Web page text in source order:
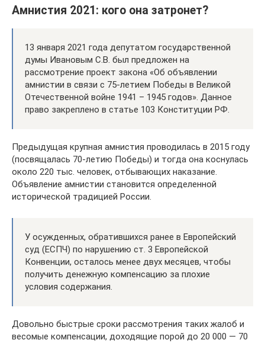
Амнистия 2021: кого она затронет?
13 января 2021 года депутатом государственной
думы Ивановым С.В. был предложен на
рассмотрение проект закона «Об объявлении
амнистии в связи с 75-летием Победы в Великой
Отечественной войне 1941 – 1945 годов». Данное
право закреплено в статье 103 Конституции РФ.
Предыдущая крупная амнистия проводилась в 2015 году
(посвящалась 70-летию Победы) и тогда она коснулась
около 220 тыс. человек, отбывающих наказание.
Объявление амнистии становится определенной
исторической традицией России.
У осужденных, обратившихся ранее в Европейский
суд (ЕСПЧ) по нарушению ст. 3 Европейской
Конвенции, осталось менее двух месяцев, чтобы
получить денежную компенсацию за плохие
условия содержания.
Довольно быстрые сроки рассмотрения таких жалоб и
весомые компенсации, доходящие порой до 20 000 — 70